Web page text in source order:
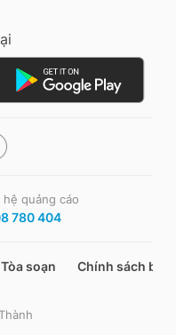
hệ quảng cáo
780 404
Tòa soạn Chính sách bảo